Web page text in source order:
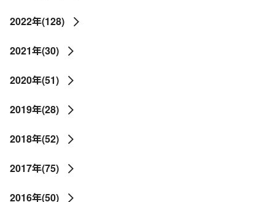
2022年(128)
2021年(30)
2020年(51)
2019年(28)
2018年(52)
2017年(75)
2016年(50)